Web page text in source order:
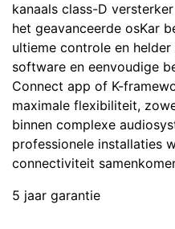
kanaals class-D
het geavanceerde osKar
ultieme controle en
software en eenvoudige
Connect app of K-
maximale flexibiliteit,
binnen complexe
professionele installaties
connectiviteit
5 jaar garantie